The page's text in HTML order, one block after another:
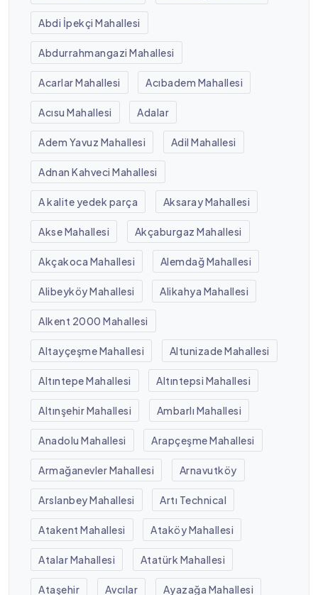
Abdi İpekçi Mahallesi
Abdurrahmangazi Mahallesi
Acarlar Mahallesi Acıbadem Mahallesi
Acısu Mahallesi Adalar
Adem Yavuz Mahallesi Adil Mahallesi
Adnan Kahveci Mahallesi
A kalite yedek parça Aksaray Mahallesi
Akse Mahallesi Akçaburgaz Mahallesi
Akçakoca Mahallesi Alemdağ Mahallesi
Alibeyköy Mahallesi Alikahya Mahallesi
Alkent 2000 Mahallesi
Altayçeşme Mahallesi Altunizade Mahallesi
Altıntepe Mahallesi Altıntepsi Mahallesi
Altınşehir Mahallesi Ambarlı Mahallesi
Anadolu Mahallesi Arapçeşme Mahallesi
Armağanevler Mahallesi Arnavutköy
Arslanbey Mahallesi Artı Technical
Atakent Mahallesi Ataköy Mahallesi
Atalar Mahallesi Atatürk Mahallesi
Ataşehir Avcılar Ayazağa Mahallesi